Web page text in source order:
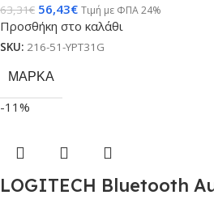
63,31€ 56,43€ Τιμή με ΦΠΑ 24%
Προσθήκη στο καλάθι
SKU: 216-51-YPT31G
ΜΆΡΚΑ
-11%
LOGITECH Bluetooth